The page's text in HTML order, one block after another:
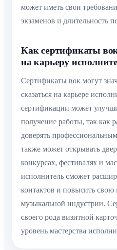
может иметь свои
экзаменов и длительность
Как сертификаты
на карьеру
Сертификаты вок могут
сказаться на карьере
сертификации может
получение работы, так как
доверять
также может открывать
конкурсах, фестивалях и
исполнитель сможет
контактов и повысить свою
музыкальной индустрии.
своего рода визитной
уровень мастерства